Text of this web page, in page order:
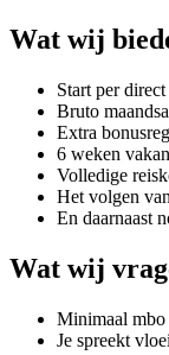
Wat wij
Start per
Bruto
Extra
6 weken
Volledige
Het volgen
En daarnaast
Wat wij
Minimaal mbo
Je spreekt